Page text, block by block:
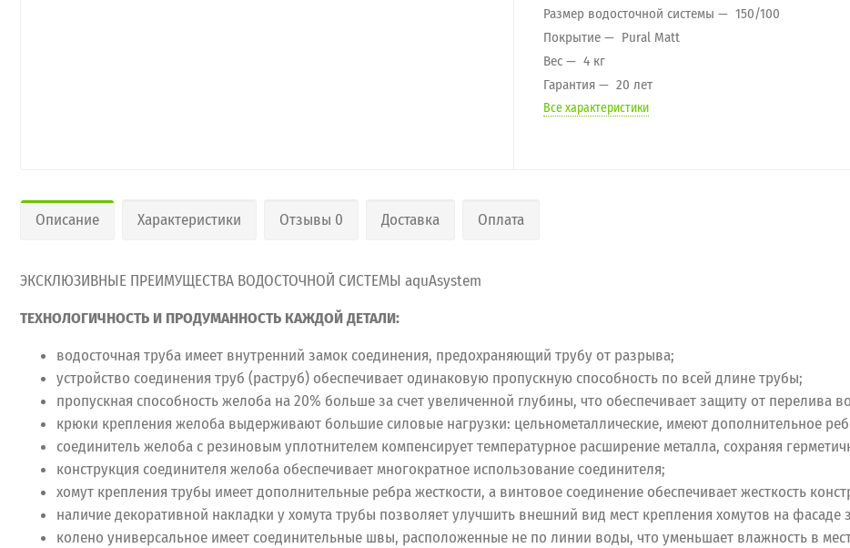
Размер водосточной системы
150/100
Покрытие
Pural Matt
Вес
4 кг
Гарантия
20 лет
Все характеристики
Описание Характеристики Отзывы 0 Доставка Оплата
ЭКСКЛЮЗИВНЫЕ ПРЕИМУЩЕСТВА ВОДОСТОЧНОЙ СИСТЕМЫ aquAsystem
ТЕХНОЛОГИЧНОСТЬ И ПРОДУМАННОСТЬ КАЖДОЙ ДЕТАЛИ:
водосточная труба имеет внутренний замок соединения, предохраняющий трубу от разрыва;
устройство соединения труб (раструб) обеспечивает одинаковую пропускную способность по всей длине трубы;
пропускная способность желоба на 20% больше за счет увеличенной глубины, что обеспечивает защиту от перелива
крюки крепления желоба выдерживают большие силовые нагрузки: цельнометаллические, имеют дополнительное
соединитель желоба с резиновым уплотнителем компенсирует температурное расширение металла, сохраняя
конструкция соединителя желоба обеспечивает многократное использование соединителя;
хомут крепления трубы имеет дополнительные ребра жесткости, а винтовое соединение обеспечивает жесткость
наличие декоративной накладки у хомута трубы позволяет улучшить внешний вид мест крепления хомутов на фасаде
колено универсальное имеет соединительные швы, расположенные не по линии воды, что уменьшает влажность в